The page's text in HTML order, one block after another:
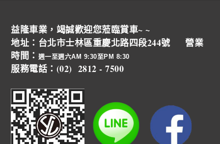
益隆車業，竭誠歡迎您蒞臨賞車~ ~
地址：台北市士林區重慶北路四段244號 營業
時間： 週一至週六AM 9:30至PM 8:30
服務電話：(02) 2812 - 7500